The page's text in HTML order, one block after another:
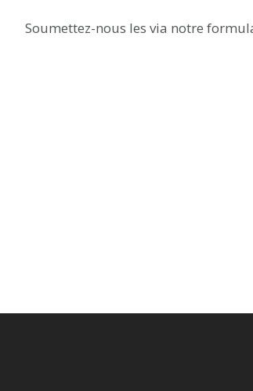
Soumettez-nous les via notre